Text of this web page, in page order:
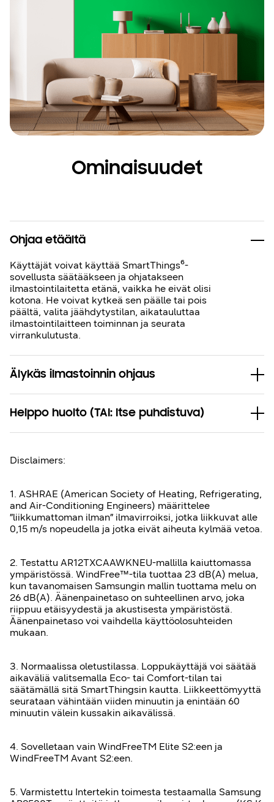
Ominaisuudet
Ohjaa etäältä
Käyttäjät voivat käyttää SmartThings⁶-
sovellusta säätääkseen ja ohjatakseen
ilmastointilaitetta etänä, vaikka he eivät olisi
kotona. He voivat kytkeä sen päälle tai pois
päältä, valita jäähdytystilan, aikatauluttaa
ilmastointilaitteen toiminnan ja seurata
virrankulutusta.
Älykäs ilmastoinnin ohjaus
Helppo huolto (TAI: Itse puhdistuva)
Disclaimers:
1. ASHRAE (American Society of Heating, Refrigerating,
and Air-Conditioning Engineers) määrittelee
”liikkumattoman ilman” ilmavirroiksi, jotka liikkuvat alle
0,15 m/s nopeudella ja jotka eivät aiheuta kylmää vetoa.
2. Testattu AR12TXCAAWKNEU-mallilla kaiuttomassa
ympäristössä. WindFree™-tila tuottaa 23 dB(A) melua,
kun tavanomaisen Samsungin mallin tuottama melu on
26 dB(A). Äänenpainetaso on suhteellinen arvo, joka
riippuu etäisyydestä ja akustisesta ympäristöstä.
Äänenpainetaso voi vaihdella käyttöolosuhteiden
mukaan.
3. Normaalissa oletustilassa. Loppukäyttäjä voi säätää
aikaväliä valitsemalla Eco- tai Comfort-tilan tai
säätämällä sitä SmartThingsin kautta. Liikkeettömyyttä
seurataan vähintään viiden minuutin ja enintään 60
minuutin välein kussakin aikavälissä.
4. Sovelletaan vain WindFreeTM Elite S2:een ja
WindFreeTM Avant S2:een.
5. Varmistettu Intertekin toimesta testaamalla Samsung